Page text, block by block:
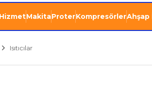
MakitaProterKompresörlerAhşap
Isıtıcılar